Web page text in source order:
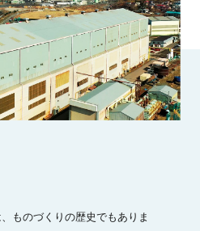
ものづくりの歴史でもありま